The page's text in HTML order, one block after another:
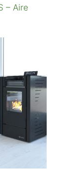
– Aire